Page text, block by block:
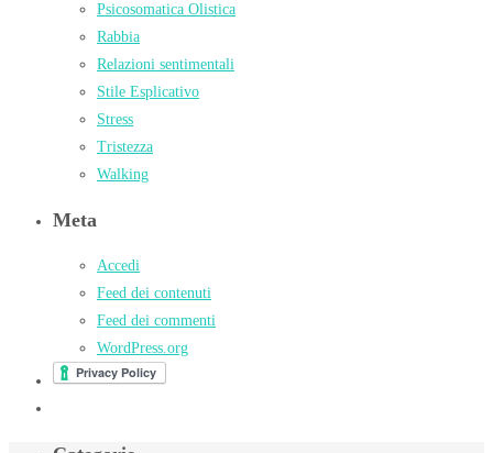
Psicosomatica Olistica
Rabbia
Relazioni sentimentali
Stile Esplicativo
Stress
Tristezza
Walking
Meta
Accedi
Feed dei contenuti
Feed dei commenti
WordPress.org